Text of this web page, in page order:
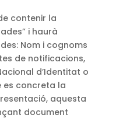
contenir la
i haurà
Nom i cognoms
de notificacions,
d’Identitat o
es concreta la
aquesta
document